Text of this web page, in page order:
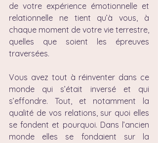
de votre expérience émotionnelle et
relationnelle ne tient qu’à vous, à
chaque moment de votre vie terrestre,
quelles que soient les épreuves
traversées.
Vous avez tout à réinventer dans ce
monde qui s’était inversé et qui
s’effondre. Tout, et notamment la
qualité de vos relations, sur quoi elles
se fondent et pourquoi. Dans l’ancien
monde elles se fondaient sur la